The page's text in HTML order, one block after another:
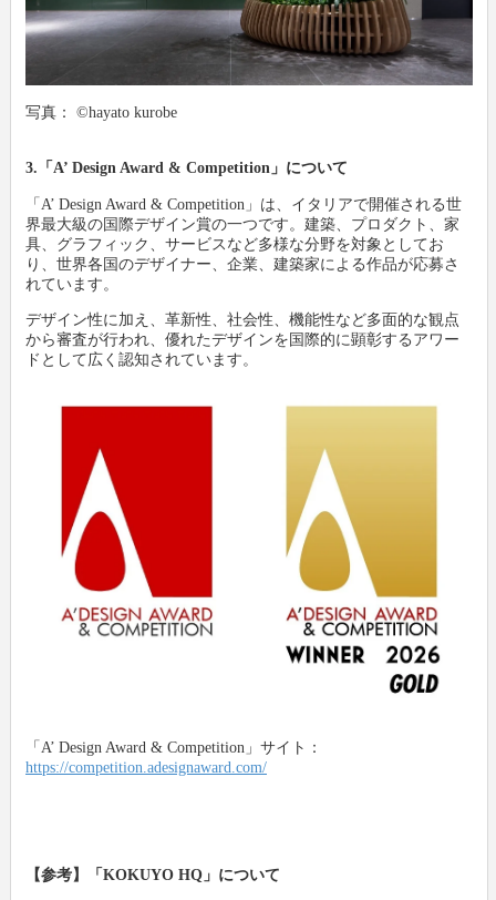
写真： ©hayato kurobe
3.「A’ Design Award & Competition」について
「A’ Design Award & Competition」は、イタリアで開催される世
界最大級の国際デザイン賞の一つです。建築、プロダクト、家
具、グラフィック、サービスなど多様な分野を対象としてお
り、世界各国のデザイナー、企業、建築家による作品が応募さ
れています。
デザイン性に加え、革新性、社会性、機能性など多面的な観点
から審査が行われ、優れたデザインを国際的に顕彰するアワー
ドとして広く認知されています。
「A’ Design Award & Competition」サイト：
https://competition.adesignaward.com/
【参考】「KOKUYO HQ」について